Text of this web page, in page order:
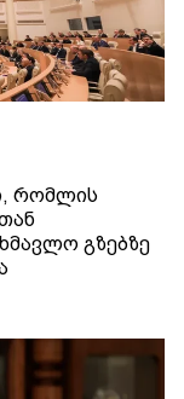
რომლის
გზებზე